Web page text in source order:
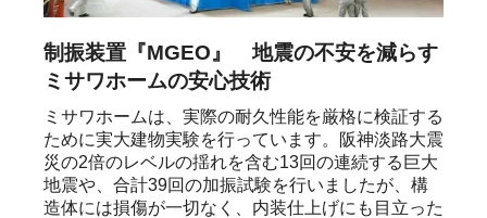
制振装置『MGEO』 地震の不安を減らす
ミサワホームの安心技術
ミサワホームは、実際の耐久性能を厳格に検証する
ために実大建物実験を行っています。阪神淡路大震
災の2倍のレベルの揺れを含む13回の連続する巨大
地震や、合計39回の加振試験を行いましたが、構
造体には損傷が一切なく、内装仕上げにも目立った